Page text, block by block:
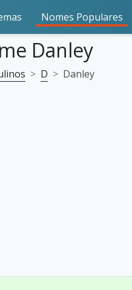
Nomes Populares
Danley
D Danley